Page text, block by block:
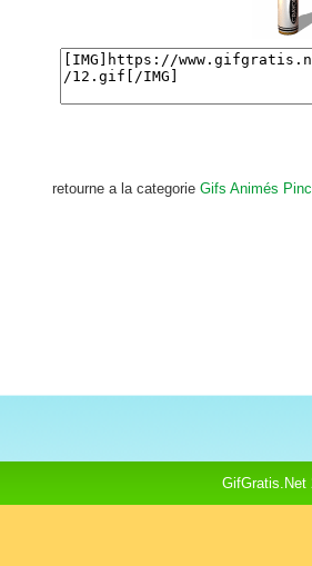
retourne a la categorie Gifs Animés
GifGratis.Net